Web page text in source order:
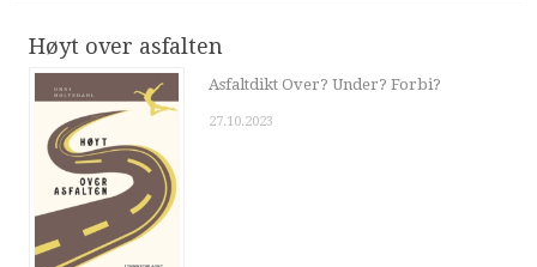
Høyt over asfalten
Asfaltdikt Over? Under? Forbi?
27.10.2023